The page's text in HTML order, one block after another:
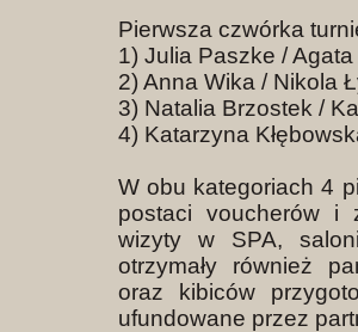
Pierwsza czwórka
1) Julia Paszke /
2) Anna Wika / Nikola
3) Natalia Brzostek /
4) Katarzyna
W obu kategoriach 4
postaci voucherów i
wizyty w SPA,
otrzymały również
oraz kibiców
ufundowane przez